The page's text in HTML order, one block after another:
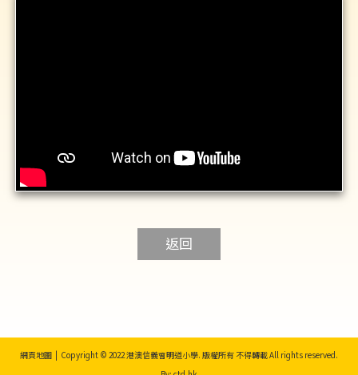
返回
網頁地圖 | Copyright © 2022 港澳信義會明道小學. 版權所有 不得轉載 All rights reserved.